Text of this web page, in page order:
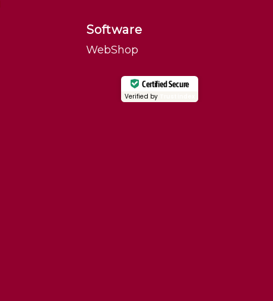
Software
WebShop
Certified Secure
Verified by